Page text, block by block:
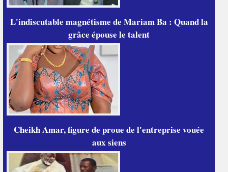
L'indiscutable magnétisme de Mariam Ba : Quand la
grâce épouse le talent
Cheikh Amar, figure de proue de l'entreprise vouée
aux siens